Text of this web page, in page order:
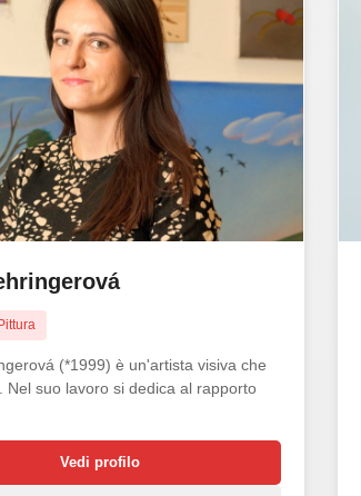
Pittura
(*1999) è un'artista visiva che
Nel suo lavoro si dedica al rapporto
Vedi profilo